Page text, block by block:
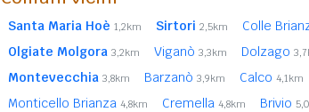
Santa Maria Hoè 1,2km Sirtori 2,5km Colle
Olgiate Molgora 3,2km Viganò 3,3km Dolzago
Montevecchia 3,8km Barzanò 3,9km Calco 4,1km
Monticello Brianza 4,8km Cremella 4,8km Brivio